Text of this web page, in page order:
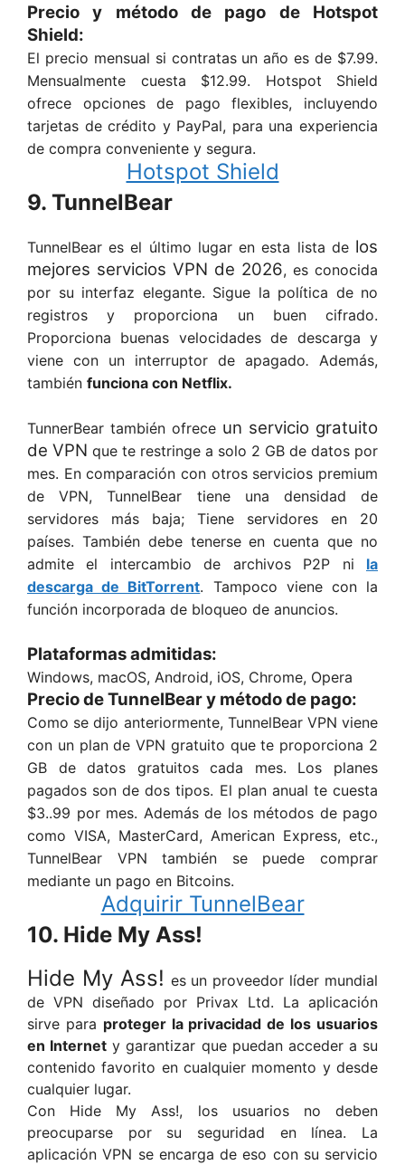
Precio y método de pago de Hotspot
Shield:
El precio mensual si contratas un año es de $7.99.
Mensualmente cuesta $12.99. Hotspot Shield
ofrece opciones de pago flexibles, incluyendo
tarjetas de crédito y PayPal, para una experiencia
de compra conveniente y segura.
Hotspot Shield
9. TunnelBear
TunnelBear es el último lugar en esta lista de los
mejores servicios VPN de 2026, es conocida
por su interfaz elegante. Sigue la política de no
registros y proporciona un buen cifrado.
Proporciona buenas velocidades de descarga y
viene con un interruptor de apagado. Además,
también funciona con Netflix.
TunnerBear también ofrece un servicio gratuito
de VPN que te restringe a solo 2 GB de datos por
mes. En comparación con otros servicios premium
de VPN, TunnelBear tiene una densidad de
servidores más baja; Tiene servidores en 20
países. También debe tenerse en cuenta que no
admite el intercambio de archivos P2P ni la
descarga de BitTorrent. Tampoco viene con la
función incorporada de bloqueo de anuncios.
Plataformas admitidas:
Windows, macOS, Android, iOS, Chrome, Opera
Precio de TunnelBear y método de pago:
Como se dijo anteriormente, TunnelBear VPN viene
con un plan de VPN gratuito que te proporciona 2
GB de datos gratuitos cada mes. Los planes
pagados son de dos tipos. El plan anual te cuesta
$3..99 por mes. Además de los métodos de pago
como VISA, MasterCard, American Express, etc.,
TunnelBear VPN también se puede comprar
mediante un pago en Bitcoins.
Adquirir TunnelBear
10. Hide My Ass!
Hide My Ass! es un proveedor líder mundial
de VPN diseñado por Privax Ltd. La aplicación
sirve para proteger la privacidad de los usuarios
en Internet y garantizar que puedan acceder a su
contenido favorito en cualquier momento y desde
cualquier lugar.
Con Hide My Ass!, los usuarios no deben
preocuparse por su seguridad en línea. La
aplicación VPN se encarga de eso con su servicio